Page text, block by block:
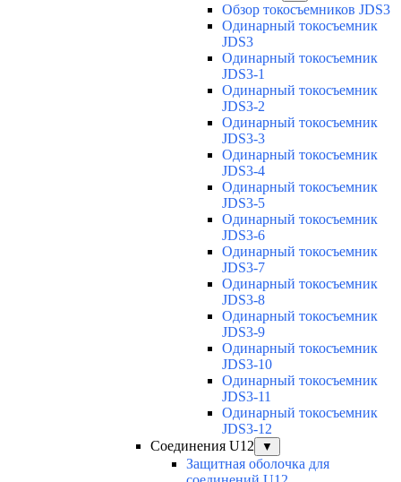
Обзор токосъемников JDS3
Одинарный токосъемник
JDS3
Одинарный токосъемник
JDS3-1
Одинарный токосъемник
JDS3-2
Одинарный токосъемник
JDS3-3
Одинарный токосъемник
JDS3-4
Одинарный токосъемник
JDS3-5
Одинарный токосъемник
JDS3-6
Одинарный токосъемник
JDS3-7
Одинарный токосъемник
JDS3-8
Одинарный токосъемник
JDS3-9
Одинарный токосъемник
JDS3-10
Одинарный токосъемник
JDS3-11
Одинарный токосъемник
JDS3-12
Соединения U12
▼
Защитная оболочка для